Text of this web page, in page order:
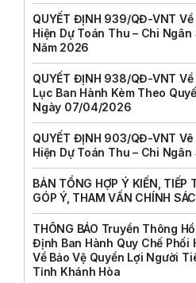
QUYẾT ĐỊNH 939/QĐ-VNT
Hiện Dự Toán Thu – Chi
Năm 2026
QUYẾT ĐỊNH 938/QĐ-VNT
Lục Ban Hành Kèm Theo
Ngày 07/04/2026
QUYẾT ĐỊNH 903/QĐ-VNT
Hiện Dự Toán Thu – Chi
BẢN TỔNG HỢP Ý KIẾN, TIẾP
GÓP Ý, THAM VẤN CHÍNH
THÔNG BÁO Truyền Thông
Định Ban Hành Quy Chế Phối
Về Bảo Vệ Quyền Lợi Người
Tỉnh Khánh Hòa